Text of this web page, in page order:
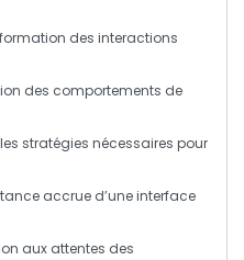
des interactions
des comportements de
stratégies nécessaires pour
accrue d’une interface
aux attentes des